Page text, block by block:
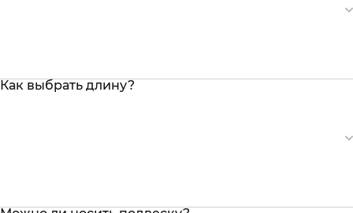
Как выбрать длину?